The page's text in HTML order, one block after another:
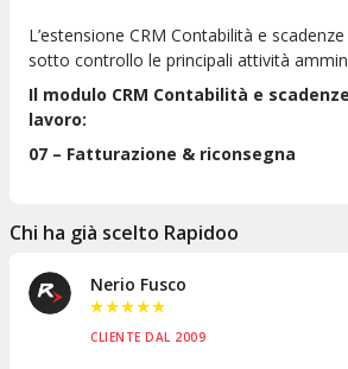
L’estensione CRM Contabilità e
sotto controllo le principali attività
Il modulo CRM Contabilità e
lavoro:
07 – Fatturazione & riconsegna
Chi ha già scelto Rapidoo
Nerio Fusco
★ ★ ★
CLIENTE DAL 2009